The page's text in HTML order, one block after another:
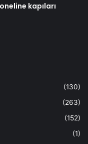
kapıları
(130)
(263)
(152)
(1)